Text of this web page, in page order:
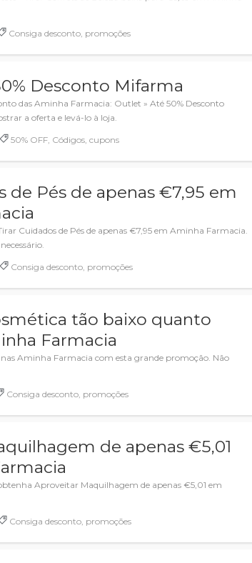
Consiga desconto, promoções
Desconto Mifarma
das Aminha Farmacia: Outlet » Até 50% Desconto
a oferta e levá-lo à loja.
50% OFF, Códigos, cupons
de Pés de apenas €7,95 em
Cuidados de Pés de apenas €7,95 em Aminha Farmacia.
Consiga desconto, promoções
tão baixo quanto
Farmacia
nas Aminha Farmacia com esta grande promoção. Não
Consiga desconto, promoções
de apenas €5,01
Aproveitar Maquilhagem de apenas €5,01 em
Consiga desconto, promoções